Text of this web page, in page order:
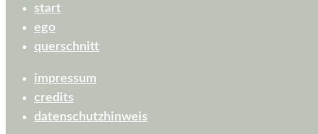
start
ego
querschnitt
impressum
credits
datenschutzhinweis